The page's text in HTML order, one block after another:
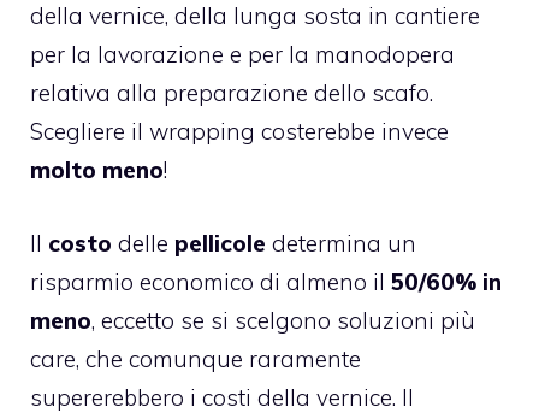
della vernice, della lunga sosta in cantiere
per la lavorazione e per la manodopera
relativa alla preparazione dello scafo.
Scegliere il wrapping costerebbe invece
molto meno!
Il costo delle pellicole determina un
risparmio economico di almeno il 50/60% in
meno, eccetto se si scelgono soluzioni più
care, che comunque raramente
supererebbero i costi della vernice. Il